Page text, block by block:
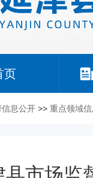
页
信息公开 >> 重点领域